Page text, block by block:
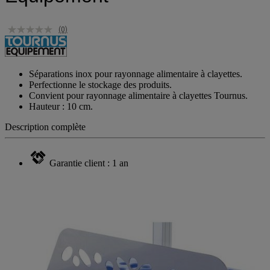
(0)
Séparations inox pour rayonnage alimentaire à clayettes.
Perfectionne le stockage des produits.
Convient pour rayonnage alimentaire à clayettes Tournus.
Hauteur : 10 cm.
Description complète
Garantie client : 1 an